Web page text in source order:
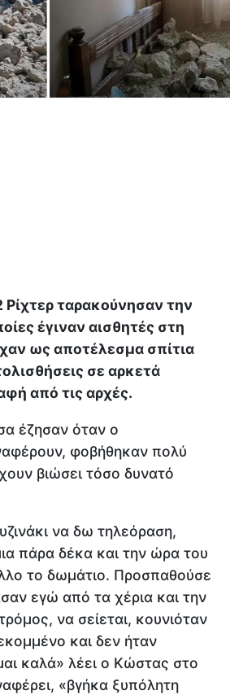
Ρίχτερ ταρακούνησαν την
έγιναν αισθητές στη
ως αποτέλεσμα σπίτια
σε αρκετά
από τις αρχές.
έζησαν όταν ο
φοβήθηκαν πολύ
βιώσει τόσο δυνατό
να δω τηλεόραση,
πάρα δέκα και την ώρα του
το δωμάτιο. Προσπαθούσε
εγώ από τα χέρια και την
να σείεται, κουνιόταν
και δεν ήταν
καλά» λέει ο Κώστας στο
«βγήκα ξυπόλητη